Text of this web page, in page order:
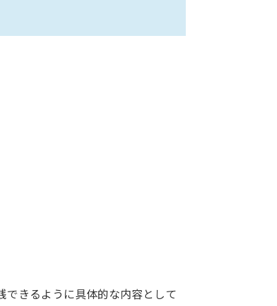
きるように具体的な内容として